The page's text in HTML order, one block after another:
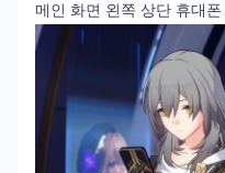
메인 화면 왼쪽 상단 휴대